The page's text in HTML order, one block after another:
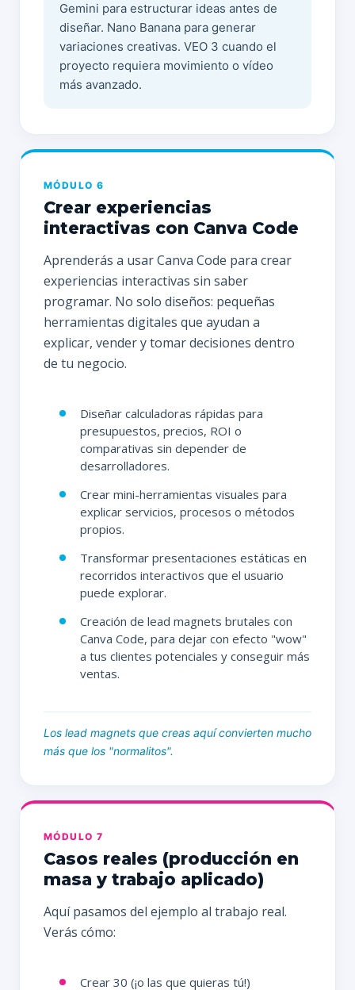
Gemini para estructurar ideas antes de
diseñar. Nano Banana para generar
variaciones creativas. VEO 3 cuando el
proyecto requiera movimiento o vídeo
más avanzado.
MÓDULO 6
Crear experiencias
interactivas con Canva Code
Aprenderás a usar Canva Code para crear
experiencias interactivas sin saber
programar. No solo diseños: pequeñas
herramientas digitales que ayudan a
explicar, vender y tomar decisiones dentro
de tu negocio.
Diseñar calculadoras rápidas para
presupuestos, precios, ROI o
comparativas sin depender de
desarrolladores.
Crear mini-herramientas visuales para
explicar servicios, procesos o métodos
propios.
Transformar presentaciones estáticas en
recorridos interactivos que el usuario
puede explorar.
Creación de lead magnets brutales con
Canva Code, para dejar con efecto "wow"
a tus clientes potenciales y conseguir más
ventas.
Los lead magnets que creas aquí convierten mucho
más que los "normalitos".
MÓDULO 7
Casos reales (producción en
masa y trabajo aplicado)
Aquí pasamos del ejemplo al trabajo real.
Verás cómo:
Crear 30 (¡o las que quieras tú!)